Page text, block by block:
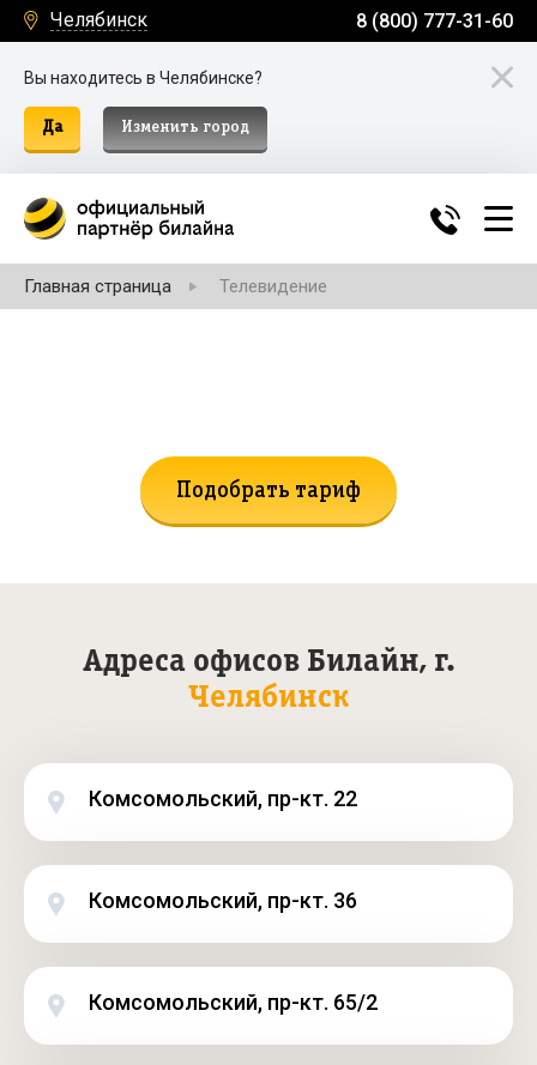
Челябинск 8 (800) 777-31-60
Вы находитесь в Челябинске?
Да Изменить город
Главная страница Телевидение
Подобрать тариф
Адреса офисов Билайн, г.
Челябинск
Комсомольский, пр-кт. 22
Комсомольский, пр-кт. 36
Комсомольский, пр-кт. 65/2